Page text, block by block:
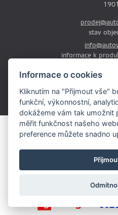
Informace o cookies
Kliknutím na "Přijmout vše"
funkční, výkonnostní,
dokážeme vám tak umožnit
měřit funkčnost našeho
preference můžete snadno
stav
informace k
Pá: 9:00-12:00
Obsah stránek je majetkem
textů či fotografii je
Všechna